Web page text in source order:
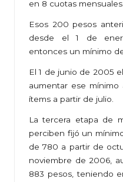
en 8 cuotas mensuales.
Esos 200 pesos
desde el 1 de
entonces un mínimo
El 1 de junio de 2005
aumentar ese mínimo
ítems a partir de julio.
La tercera etapa de
perciben fijó un
de 780 a partir de
noviembre de 2006,
883 pesos, teniendo